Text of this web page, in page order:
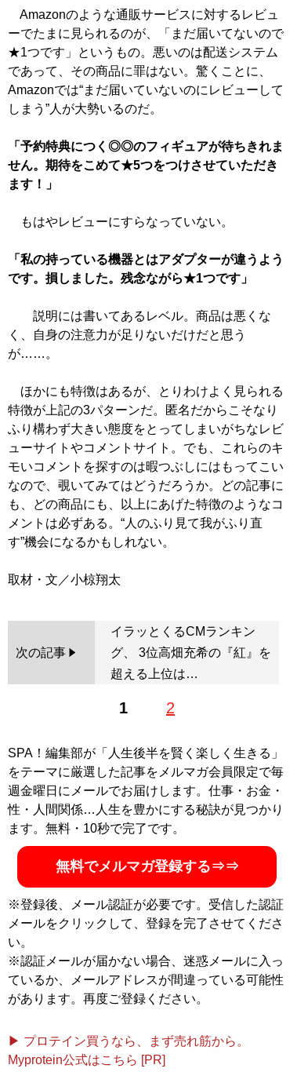
Amazonのような通販サービスに対するレビュ
ーでたまに見られるのが、「まだ届いてないので
★1つです」というもの。悪いのは配送システム
であって、その商品に罪はない。驚くことに、
Amazonでは“まだ届いていないのにレビューして
しまう”人が大勢いるのだ。
「予約特典につく◎◎のフィギュアが待ちきれま
せん。期待をこめて★5つをつけさせていただき
ます！」
もはやレビューにすらなっていない。
「私の持っている機器とはアダプターが違うよう
です。損しました。残念ながら★1つです」
説明には書いてあるレベル。商品は悪くな
く、自身の注意力が足りないだけだと思う
が……。
ほかにも特徴はあるが、とりわけよく見られる
特徴が上記の3パターンだ。匿名だからこそなり
ふり構わず大きい態度をとってしまいがちなレビ
ューサイトやコメントサイト。でも、これらのキ
モいコメントを探すのは暇つぶしにはもってこい
なので、覗いてみてはどうだろうか。どの記事に
も、どの商品にも、以上にあげた特徴のようなコ
メントは必ずある。“人のふり見て我がふり直
す”機会になるかもしれない。
次の記事
イラッとくるCMランキン
グ、 3位高畑充希の『紅』を
超える上位は…
1 2
SPA！編集部が「人生後半を賢く楽しく生きる」
をテーマに厳選した記事をメルマガ会員限定で毎
週金曜日にメールでお届けします。仕事・お金・
性・人間関係…人生を豊かにする秘訣が見つかり
ます。無料・10秒で完了です。
無料でメルマガ登録する⇒⇒
※登録後、メール認証が必要です。受信した認証
メールをクリックして、登録を完了させてくださ
い。
※認証メールが届かない場合、迷惑メールに入っ
ているか、メールアドレスが間違っている可能性
があります。再度ご登録ください。
▶ プロテイン買うなら、まず売れ筋から。
Myprotein公式はこちら [PR]